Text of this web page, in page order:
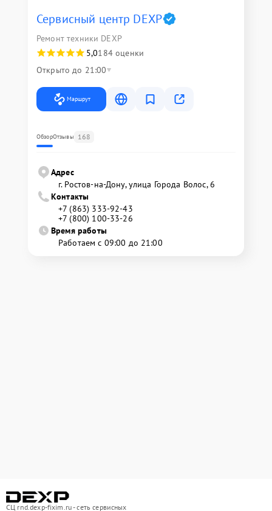
Сервисный центр DEXP
Ремонт техники DEXP
5,0184 оценки
Открыто до 21:00
Маршрут
ОбзорОтзывы 168
Адрес
г. Ростов-на-Дону, улица Города Волос, 6
Контакты
+7 (863) 333-92-43
+7 (800) 100-33-26
Время работы
Работаем с 09:00 до 21:00
СЦ rnd.dexp-fixim.ru - сеть сервисных